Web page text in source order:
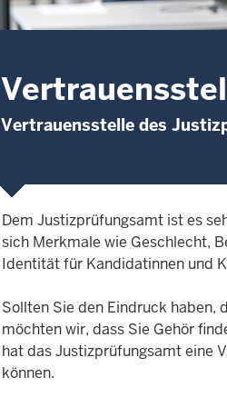
Vertrauensstelle des
Dem Justizprüfungsamt ist es
sich Merkmale wie Geschlecht,
Identität für Kandidatinnen und
Sollten Sie den Eindruck
möchten wir, dass Sie Gehör
hat das Justizprüfungsamt eine
können.